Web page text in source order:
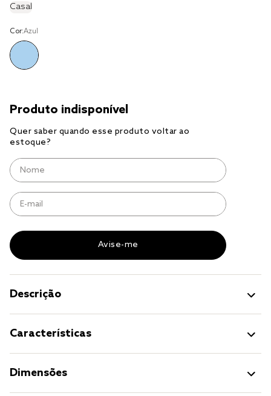
Casal
Cor:Azul
Descrição
Características
Dimensões
cobertor
jogo cama casal